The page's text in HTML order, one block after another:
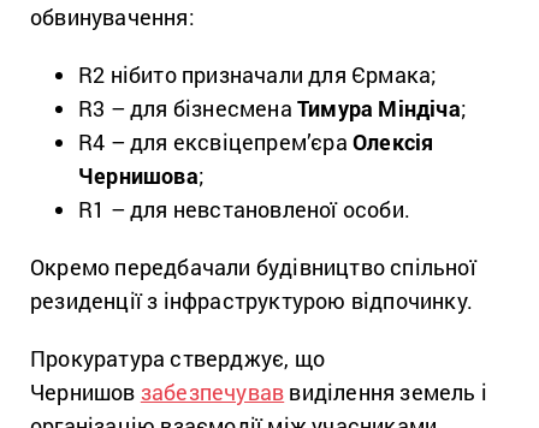
обвинувачення:
R2 нібито призначали для Єрмака;
R3 – для бізнесмена Тимура Міндіча;
R4 – для ексвіцепрем’єра Олексія
Чернишова;
R1 – для невстановленої особи.
Окремо передбачали будівництво спільної
резиденції з інфраструктурою відпочинку.
Прокуратура стверджує, що
Чернишов забезпечував виділення земель і